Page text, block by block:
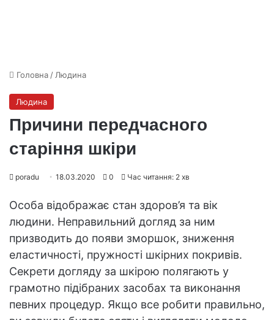
Головна / Людина
Людина
Причини передчасного
старіння шкіри
poradu 18.03.2020 0 Час читання: 2 хв
Особа відображає стан здоров’я та вік
людини. Неправильний догляд за ним
призводить до появи зморшок, зниження
еластичності, пружності шкірних покривів.
Секрети догляду за шкірою полягають у
грамотно підібраних засобах та виконання
певних процедур. Якщо все робити правильно,